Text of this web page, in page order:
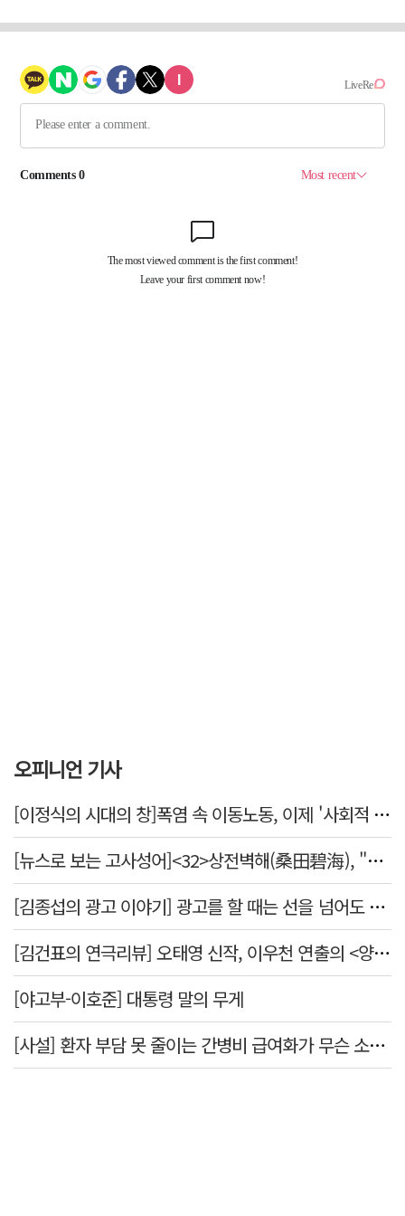
오피니언 기사
[이정식의 시대의 창]폭염 속 이동노동, 이제 '사회적 위험 관리'로 전환할 때
[뉴스로 보는 고사성어]<32>상전벽해(桑田碧海), "뽕나무밭이 푸른 바다가 되었다."
[김종섭의 광고 이야기] 광고를 할 때는 선을 넘어도 좋습니다.
[김건표의 연극리뷰] 오태영 신작, 이우천 연출의 <양은 양순하다>"국민을 온순한 양으로 길들이는 전체주의적 정치의 알레고리"
[야고부-이호준] 대통령 말의 무게
[사설] 환자 부담 못 줄이는 간병비 급여화가 무슨 소용인가